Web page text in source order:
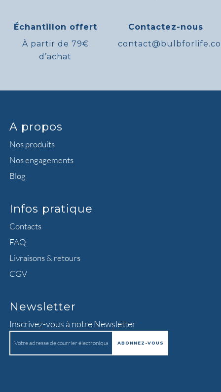
Échantillon offert
À partir de 79€
d’achat
Contactez-nous
A propos
Nos produits
Nos engagements
Blog
Infos pratique
Contacts
FAQ
Livraisons & retours
CGV
Newsletter
Inscrivez-vous à notre Newsletter